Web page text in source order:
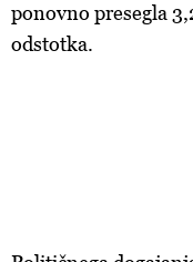
ponovno presegla
odstotka.